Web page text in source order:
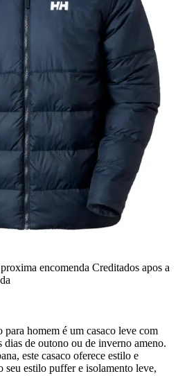
encomenda Creditados apos a
homem é um casaco leve com
dias de outono ou de inverno ameno.
este casaco oferece estilo e
estilo puffer e isolamento leve,